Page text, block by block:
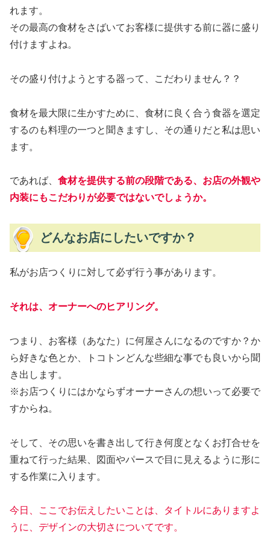
れます。
その最高の食材をさばいてお客様に提供する前に器に盛り
付けますよね。
その盛り付けようとする器って、こだわりません？？
食材を最大限に生かすために、食材に良く合う食器を選定
するのも料理の一つと聞きますし、その通りだと私は思い
ます。
であれば、 食材を提供する前の段階である、お店の外観や
内装にもこだわりが必要ではないでしょうか。
どんなお店にしたいですか？
私がお店つくりに対して必ず行う事があります。
それは、オーナーへのヒアリング。
つまり、お客様（あなた）に何屋さんになるのですか？か
ら好きな色とか、トコトンどんな些細な事でも良いから聞
き出します。
※お店つくりにはかならずオーナーさんの想いって必要で
すからね。
そして、その思いを書き出して行き何度となくお打合せを
重ねて行った結果、図面やパースで目に見えるように形に
する作業に入ります。
今日、ここでお伝えしたいことは、タイトルにありますよ
うに、デザインの大切さについてです。